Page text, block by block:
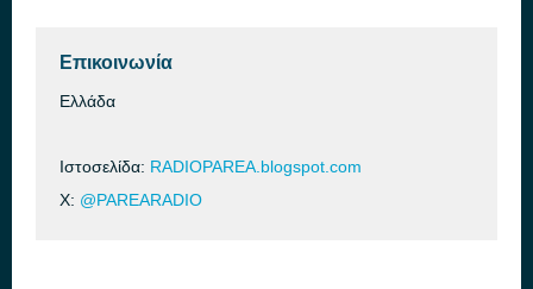
Επικοινωνία
Ελλάδα
Ιστοσελίδα: RADIOPAREA.blogspot.com
X: @PAREARADIO